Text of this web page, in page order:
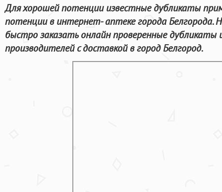
Для хорошей потенции известные дубликаты
потенции в интернет- аптеке города
быстро заказать онлайн проверенные
производителей с доставкой в город Белгород.